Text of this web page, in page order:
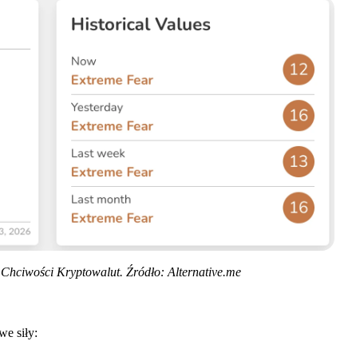
Kryptowalut. Źródło: Alternative.me
siły: